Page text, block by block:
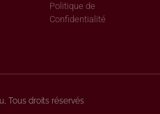
Politique de
Confidentialité
Tous droits réservés